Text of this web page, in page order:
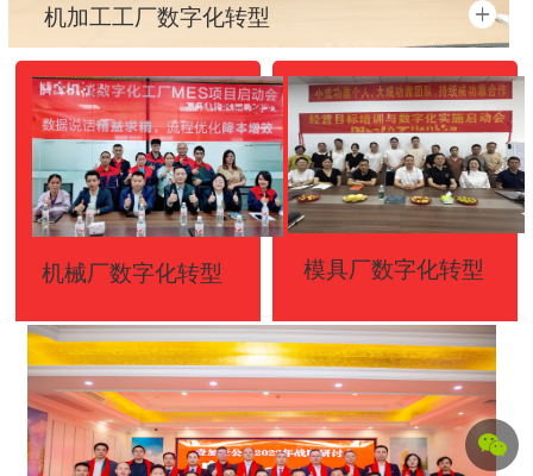
模具厂数字化转型
机械厂数字化转型
按钮
按钮
机加工工厂数字化转型